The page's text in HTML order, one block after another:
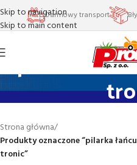
Skip to navigation
Skip to main content
Darmowy transport
pilarka
Strona główna/
Produkty oznaczone “pilarka
tronic”